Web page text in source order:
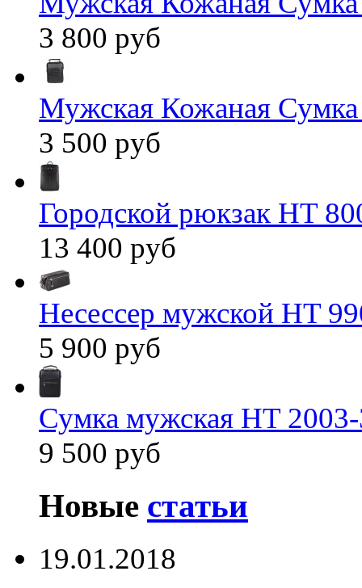
3 800 руб
Мужская Кожаная
3 500 руб
Городской рюкзак HT
13 400 руб
Несессер мужской HT
5 900 руб
Сумка мужская HT
9 500 руб
Новые статьи
19.01.2018